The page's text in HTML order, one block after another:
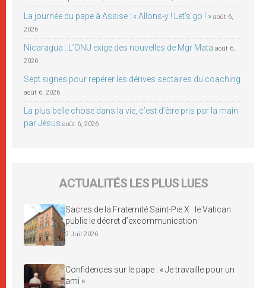
La journée du pape à Assise : « Allons-y ! Let’s go ! » août 6,
2026
Nicaragua : L’ONU exige des nouvelles de Mgr Mata août 6,
2026
Sept signes pour repérer les dérives sectaires du coaching
août 6, 2026
La plus belle chose dans la vie, c’est d’être pris par la main
par Jésus août 6, 2026
ACTUALITÉS LES PLUS LUES
Sacres de la Fraternité Saint-Pie X : le Vatican
publie le décret d’excommunication
2 Juil 2026
Confidences sur le pape : « Je travaille pour un
ami »